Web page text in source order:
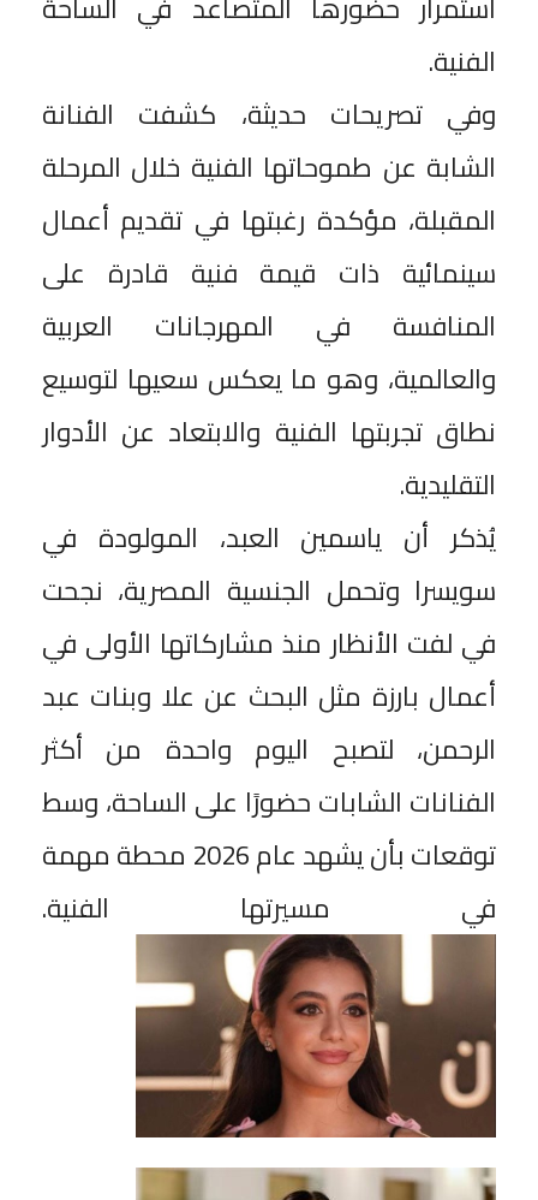
الفنية.
وفي تصريحات حديثة، كشفت الفنانة
الشابة عن طموحاتها الفنية خلال المرحلة
المقبلة، مؤكدة رغبتها في تقديم أعمال
سينمائية ذات قيمة فنية قادرة على
المنافسة في المهرجانات العربية
والعالمية، وهو ما يعكس سعيها لتوسيع
نطاق تجربتها الفنية والابتعاد عن الأدوار
التقليدية.
يُذكر أن ياسمين العبد، المولودة في
سويسرا وتحمل الجنسية المصرية، نجحت
في لفت الأنظار منذ مشاركاتها الأولى في
أعمال بارزة مثل البحث عن علا وبنات عبد
الرحمن، لتصبح اليوم واحدة من أكثر
الفنانات الشابات حضورًا على الساحة، وسط
توقعات بأن يشهد عام 2026 محطة مهمة
في مسيرتها الفنية.